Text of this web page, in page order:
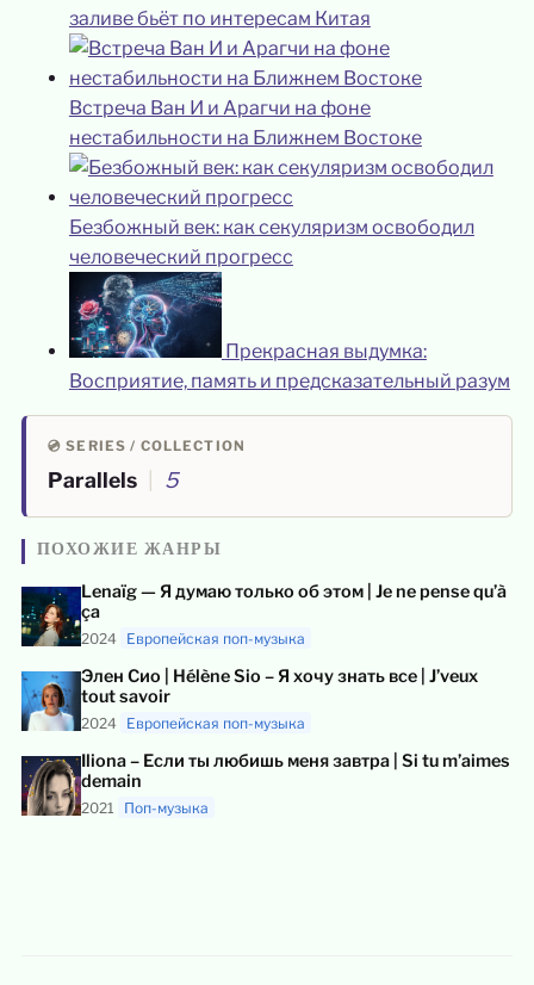
заливе бьёт по интересам Китая
Встреча Ван И и Арагчи на фоне
нестабильности на Ближнем Востоке
Безбожный век: как секуляризм освободил
человеческий прогресс
Прекрасная выдумка:
Восприятие, память и предсказательный разум
💿 SERIES / COLLECTION
Parallels 5
ПОХОЖИЕ ЖАНРЫ
Lenaïg — Я думаю только об этом | Je ne pense qu’à
ça
2024 Европейская поп-музыка
Элен Сио | Hélène Sio – Я хочу знать все | J’veux
tout savoir
2024 Европейская поп-музыка
Iliona – Если ты любишь меня завтра | Si tu m’aimes
demain
2021 Поп-музыка